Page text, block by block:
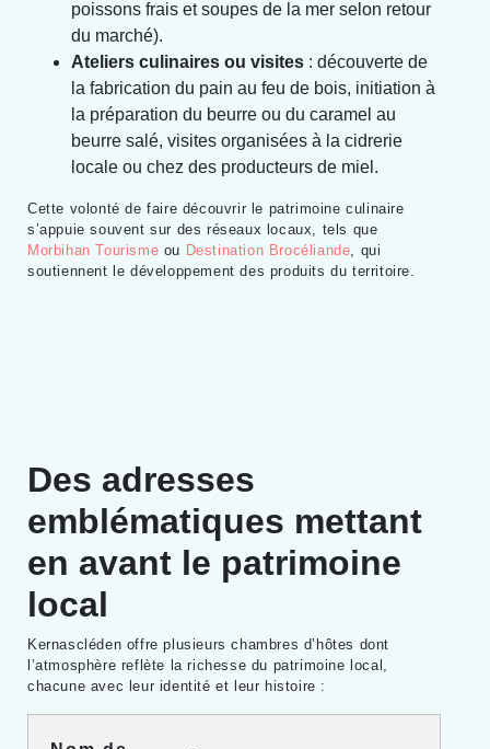
poissons frais et soupes de la mer selon retour
du marché).
Ateliers culinaires ou visites : découverte de
la fabrication du pain au feu de bois, initiation à
la préparation du beurre ou du caramel au
beurre salé, visites organisées à la cidrerie
locale ou chez des producteurs de miel.
Cette volonté de faire découvrir le patrimoine culinaire
s’appuie souvent sur des réseaux locaux, tels que
Morbihan Tourisme ou Destination Brocéliande , qui
soutiennent le développement des produits du territoire.
Des adresses
emblématiques mettant
en avant le patrimoine
local
Kernascléden offre plusieurs chambres d’hôtes dont
l’atmosphère reflète la richesse du patrimoine local,
chacune avec leur identité et leur histoire :